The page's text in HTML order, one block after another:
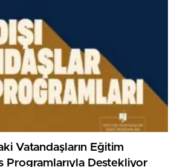
Vatandaşların Eğitim
Programlarıyla Destekliyor